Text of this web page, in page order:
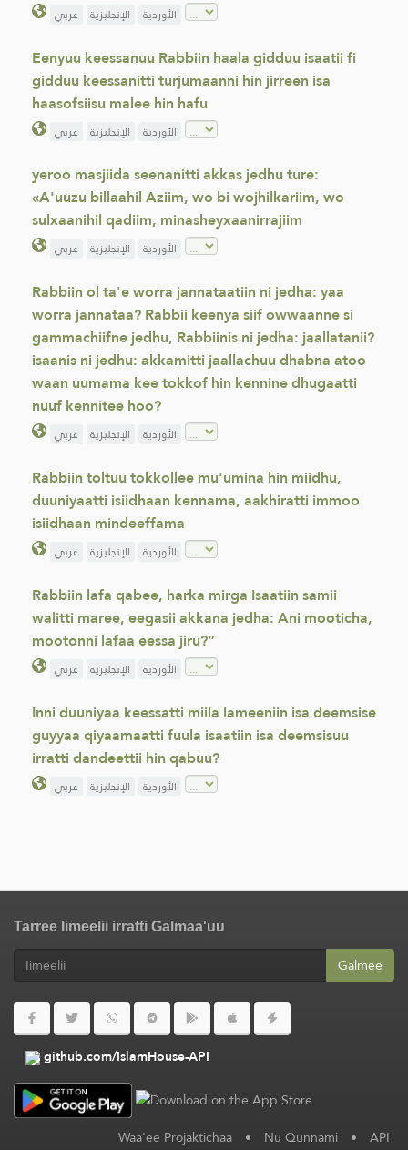
عربي الإنجليزية الأوردية
Eenyuu keessanuu Rabbiin haala gidduu isaatii fi
gidduu keessanitti turjumaanni hin jirreen isa
haasofsiisu malee hin hafu
عربي الإنجليزية الأوردية
yeroo masjiida seenanitti akkas jedhu ture:
«A'uuzu billaahil Aziim, wo bi wojhilkariim, wo
sulxaanihil qadiim, minasheyxaanirrajiim
عربي الإنجليزية الأوردية
Rabbiin ol ta'e worra jannataatiin ni jedha: yaa
worra jannataa? Rabbii keenya siif owwaanne si
gammachiifne jedhu, Rabbiinis ni jedha: jaallatanii?
isaanis ni jedhu: akkamitti jaallachuu dhabna atoo
waan uumama kee tokkof hin kennine dhugaatti
nuuf kennitee hoo?
عربي الإنجليزية الأوردية
Rabbiin toltuu tokkollee mu'umina hin miidhu,
duuniyaatti isiidhaan kennama, aakhiratti immoo
isiidhaan mindeeffama
عربي الإنجليزية الأوردية
Rabbiin lafa qabee, harka mirga Isaatiin samii
walitti maree, eegasii akkana jedha: Ani mooticha,
mootonni lafaa eessa jiru?”
عربي الإنجليزية الأوردية
Inni duuniyaa keessatti miila lameeniin isa deemsise
guyyaa qiyaamaatti fuula isaatiin isa deemsisuu
irratti dandeettii hin qabuu?
عربي الإنجليزية الأوردية
Tarree Iimeelii irratti Galmaa'uu
Galmee
github.com/IslamHouse-API
Waa'ee Projaktichaa • Nu Qunnami • API